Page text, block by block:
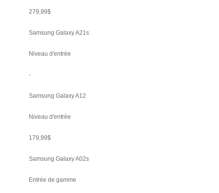
279,99$
Samsung Galaxy A21s
Niveau d'entrée
-
Samsung Galaxy A12
Niveau d'entrée
179,99$
Samsung Galaxy A02s
Entrée de gamme